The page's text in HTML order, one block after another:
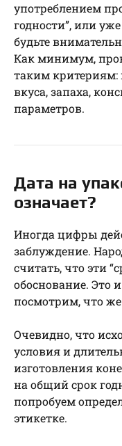
употреблением
годности”, или
будьте
Как минимум,
таким
вкуса, запаха,
параметров.
Дата на
означает?
Иногда цифры
заблуждение.
считать, что эти
обоснование. Это
посмотрим, что
Очевидно, что
условия и
изготовления
на общий срок
попробуем
этикетке.